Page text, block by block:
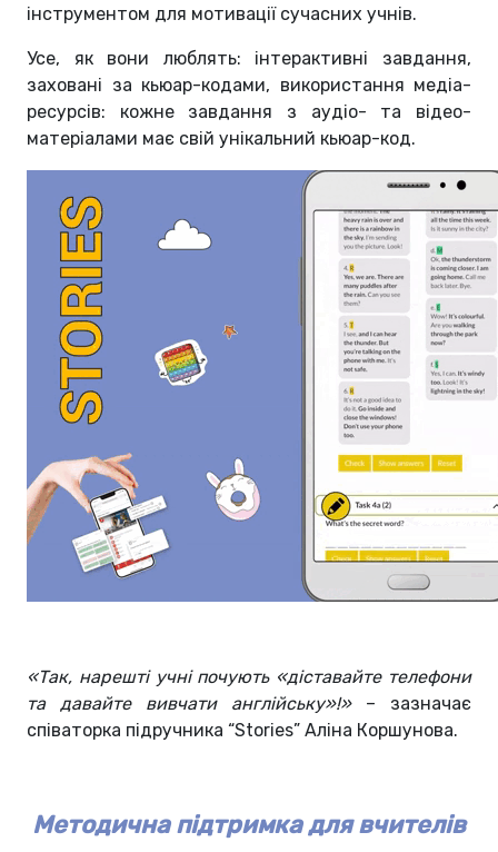
інструментом для мотивації сучасних учнів.
Усе, як вони люблять: інтерактивні завдання,
заховані за кьюар-кодами, використання медіа-
ресурсів: кожне завдання з аудіо- та відео-
матеріалами має свій унікальний кьюар-код.
«‎Так, нарешті учні почують «‎діставайте телефони
та давайте вивчати англійську»!»
– зазначає
співаторка підручника “Stories” Аліна Коршунова.
Методична підтримка для вчителів